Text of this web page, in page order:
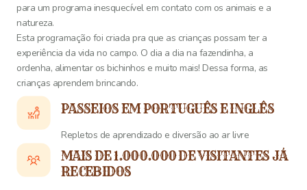
para um programa inesquecível em contato com os animais e a
natureza.
Esta programação foi criada pra que as crianças possam ter a
experiência da vida no campo. O dia a dia na fazendinha, a
ordenha, alimentar os bichinhos e muito mais! Dessa forma, as
crianças aprendem brincando.
PASSEIOS EM PORTUGUÊS E INGLÊS
Repletos de aprendizado e diversão ao ar livre
MAIS DE 1.000.000 DE VISITANTES JÁ
RECEBIDOS